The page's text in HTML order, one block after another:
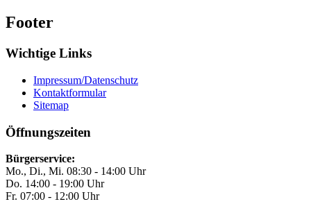
Footer
Wichtige Links
Impressum/Datenschutz
Kontaktformular
Sitemap
Öffnungszeiten
Bürgerservice:
Mo., Di., Mi. 08:30 - 14:00 Uhr
Do. 14:00 - 19:00 Uhr
Fr. 07:00 - 12:00 Uhr